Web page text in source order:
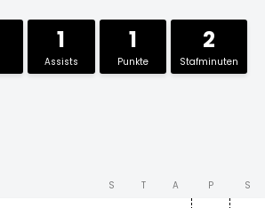
1
Assists
1
Punkte
2
Stafminuten
S T A P S